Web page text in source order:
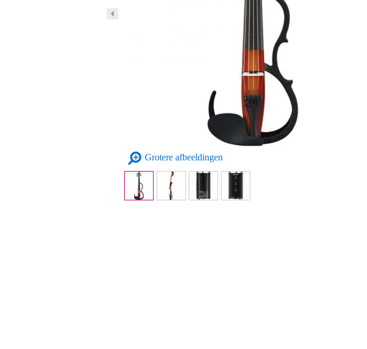
Grotere afbeeldingen